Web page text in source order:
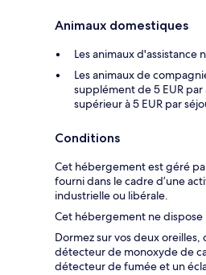
Animaux domestiques
Les animaux d'assistance
Les animaux de
supplément de 5 EUR
supérieur à 5 EUR par
Conditions
Cet hébergement est géré
fourni dans le cadre d’une
industrielle ou libérale.
Cet hébergement ne dispose
Dormez sur vos deux oreilles,
détecteur de monoxyde de
détecteur de fumée et un